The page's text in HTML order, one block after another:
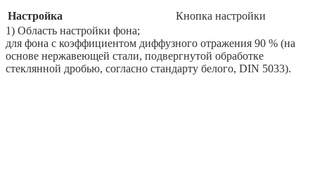
Настройка
Кнопка настройки
1) Область настройки фона;
для фона с коэффициентом диффузного отражения 90 % (на
основе нержавеющей стали, подвергнутой обработке
стеклянной дробью, согласно стандарту белого, DIN 5033).